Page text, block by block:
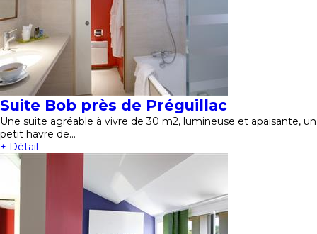
Suite Bob près de Préguillac
Une suite agréable à vivre de 30 m2, lumineuse et apaisante, un
petit havre de…
+ Détail